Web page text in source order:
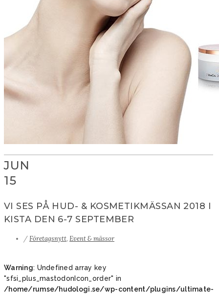
JUN
15
VI SES PÅ HUD- & KOSMETIKMÄSSAN 2018 I
KISTA DEN 6-7 SEPTEMBER
/Företagsnytt, Event & mässor
Warning: Undefined array key
"sfsi_plus_mastodonIcon_order" in
/home/rumse/hudologi.se/wp-content/plugins/ultimate-